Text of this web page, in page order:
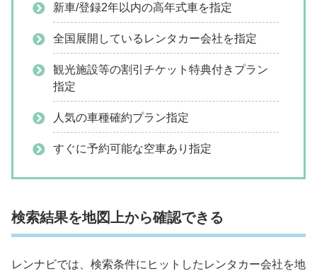
新車/登録2年以内の高年式車を指定
全国展開しているレンタカー会社を指定
観光施設等の割引チケット特典付きプラン
指定
人気の車種確約プラン指定
すぐに予約可能な空車あり指定
検索結果を地図上から確認できる
レンナビでは、検索条件にヒットしたレンタカー会社を地